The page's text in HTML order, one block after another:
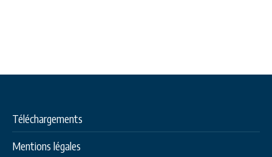
Téléchargements
Mentions légales